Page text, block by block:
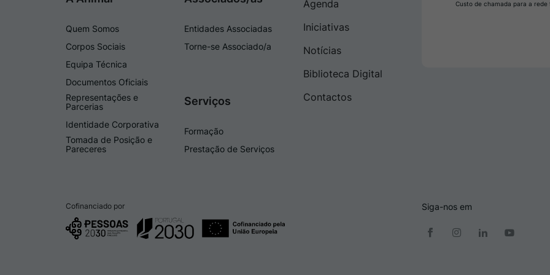
Quem Somos
Corpos Sociais
Equipa Técnica
Documentos Oficiais
Representações e
Parcerias
Identidade Corporativa
Tomada de Posição e
Pareceres
Entidades Associadas
Torne-se Associado/a
Serviços
Formação
Prestação de Serviços
Agenda
Iniciativas
Notícias
Biblioteca Digital
Contactos
Custo de chamada para a rede
Cofinanciado por Siga-nos em